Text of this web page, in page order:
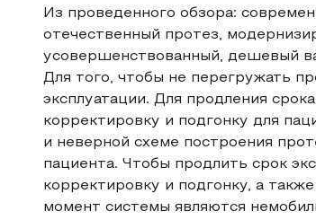
Из проведенного обзора:
отечественный протез,
усовершенствованный, дешевый
Для того, чтобы не перегружать
эксплуатации. Для продления
корректировку и подгонку для
и неверной схеме построения
пациента. Чтобы продлить срок
корректировку и подгонку, а
момент системы являются